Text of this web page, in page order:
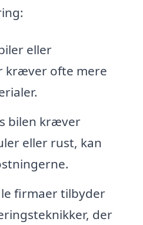
eller
kræver ofte mere
bilen kræver
eller rust, kan
firmaer tilbyder
der